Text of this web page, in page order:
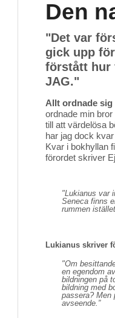
Den
"Det var
gick upp
förstått hur
JAG."
Allt ordnade sig
ordnade min
till att värdelösa
har jag dock
Kvar i bokhyllan
förordet skriver
"Lukianus var
Seneca finns
rummen
Lukianus skriver
"Om
en egendom
bildningen på
bildning med
passera? Men
avseende.”